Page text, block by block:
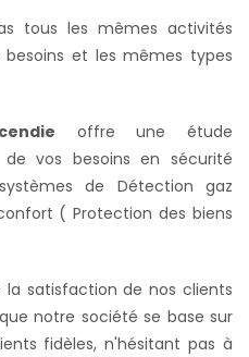
tous les mêmes activités
besoins et les mêmes types
offre une étude
vos besoins en sécurité
de Détection gaz
( Protection des biens
la satisfaction de nos clients
notre société se base sur
fidèles, n'hésitant pas à